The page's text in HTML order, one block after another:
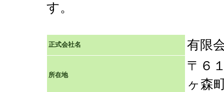
す。
正式会社名 有限
所在地
〒６
ヶ森